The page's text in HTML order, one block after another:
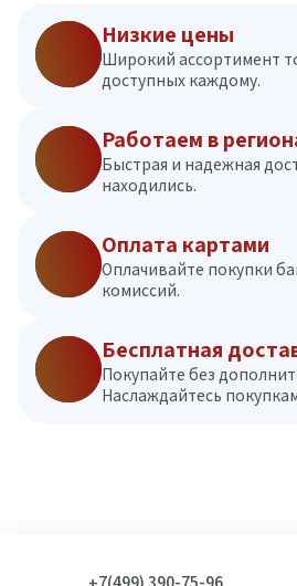
Низкие цены
Широкий ассортимент
доступных каждому.
Работаем в
Быстрая и надежная
находились.
Оплата картами
Оплачивайте покупки
комиссий.
Бесплатная
Покупайте без
Наслаждайтесь